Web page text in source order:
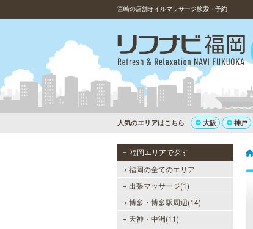
宮崎の店舗オイルマッサージ検索・予約
人気のエリアはこちら 大阪 神戸
福岡エリアで探す
福岡の全てのエリア
出張マッサージ(1)
博多・博多駅周辺(14)
天神・中洲(11)